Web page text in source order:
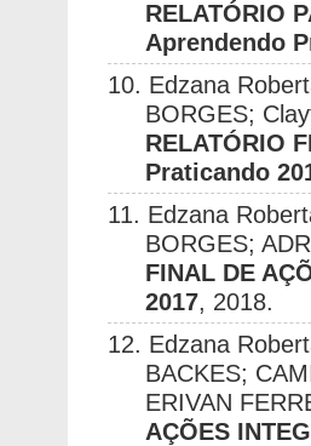
RELATÓRIO
Aprendendo
10. Edzana
BORGES;
RELATÓRIO
Praticando
11. Edzana
BORGES;
FINAL DE
2017, 2018.
12. Edzana
BACKES;
ERIVAN
AÇÕES